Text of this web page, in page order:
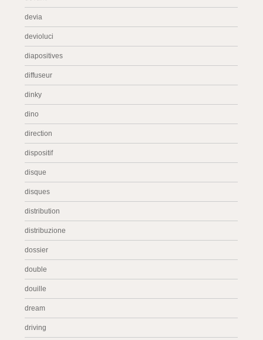
devia
devioluci
diapositives
diffuseur
dinky
dino
direction
dispositif
disque
disques
distribution
distribuzione
dossier
double
douille
dream
driving